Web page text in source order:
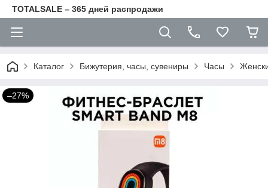
TOTALSALE – 365 дней распродажи
Каталог Бижутерия, часы, сувениры Часы
–27%